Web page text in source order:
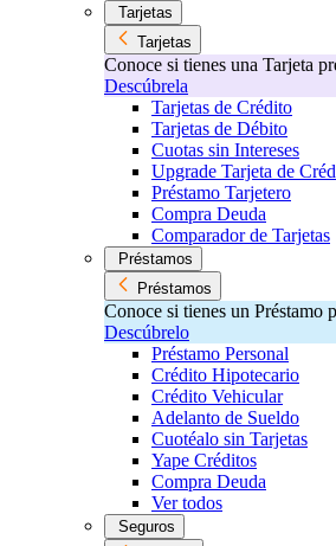
Tarjetas
Tarjetas
Conoce si tienes una Tarjeta
Descúbrela
Tarjetas de Crédito
Tarjetas de Débito
Cuotas sin Intereses
Upgrade Tarjeta de
Préstamo Tarjetero
Compra Deuda
Comparador de Tarjetas
Préstamos
Préstamos
Conoce si tienes un Préstamo
Descúbrelo
Préstamo Personal
Crédito Hipotecario
Crédito Vehicular
Adelanto de Sueldo
Cuotéalo sin Tarjetas
Yape Créditos
Compra Deuda
Ver todos
Seguros